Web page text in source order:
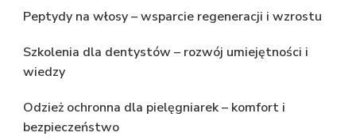
Peptydy na włosy – wsparcie regeneracji i wzrostu
Szkolenia dla dentystów – rozwój umiejętności i
wiedzy
Odzież ochronna dla pielęgniarek – komfort i
bezpieczeństwo